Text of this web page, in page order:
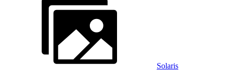
Solaris